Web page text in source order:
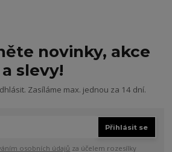
novinky, akce
a slevy!
Zasíláme max. jednou za 14 dní.
Přihlásit se
osobních údajů za účelem rozesílky